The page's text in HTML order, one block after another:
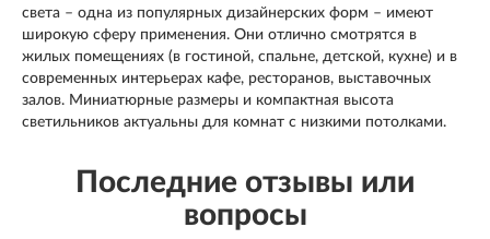
света – одна из популярных дизайнерских форм – имеют
широкую сферу применения. Они отлично смотрятся в
жилых помещениях (в гостиной, спальне, детской, кухне) и в
современных интерьерах кафе, ресторанов, выставочных
залов. Миниатюрные размеры и компактная высота
светильников актуальны для комнат с низкими потолками.
Последние отзывы или
вопросы